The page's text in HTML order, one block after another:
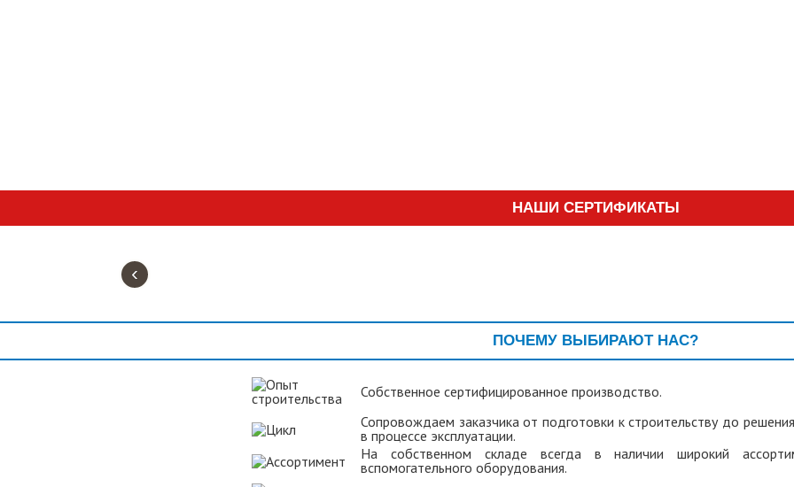
НАШИ СЕРТИФИКАТЫ
‹
ПОЧЕМУ ВЫБИРАЮТ НАС?
Собственное сертифицированное производство.
Сопровождаем заказчика от подготовки к строительству до
в процессе эксплуатации.
На собственном складе всегда в наличии широкий
вспомогательного оборудования.